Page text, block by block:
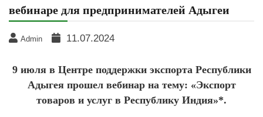
вебинаре для предпринимателей Адыгеи
Admin 11.07.2024
9 июля в Центре поддержки экспорта Республики
Адыгея прошел вебинар на тему: «Экспорт
товаров и услуг в Республику Индия»*.